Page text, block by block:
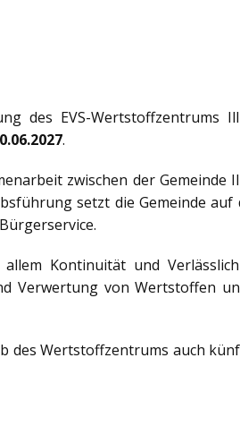
des EVS-Wertstoffzentrums
.
zwischen der Gemeinde
setzt die Gemeinde auf
Kontinuität und
Verwertung von Wertstoffen
des Wertstoffzentrums auch